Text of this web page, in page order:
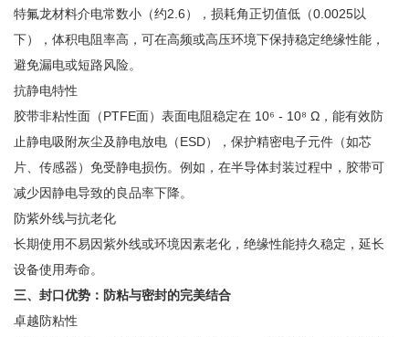
特氟龙材料介电常数小（约2.6），损耗角正切值低（0.0025以
下），体积电阻率高，可在高频或高压环境下保持稳定绝缘性能，
避免漏电或短路风险。
抗静电特性
胶带非粘性面（PTFE面）表面电阻稳定在 10⁶ - 10⁸ Ω，能有效防
止静电吸附灰尘及静电放电（ESD），保护精密电子元件（如芯
片、传感器）免受静电损伤。例如，在半导体封装过程中，胶带可
减少因静电导致的良品率下降。
防紫外线与抗老化
长期使用不易因紫外线或环境因素老化，绝缘性能持久稳定，延长
设备使用寿命。
三、封口优势：防粘与密封的完美结合
卓越防粘性